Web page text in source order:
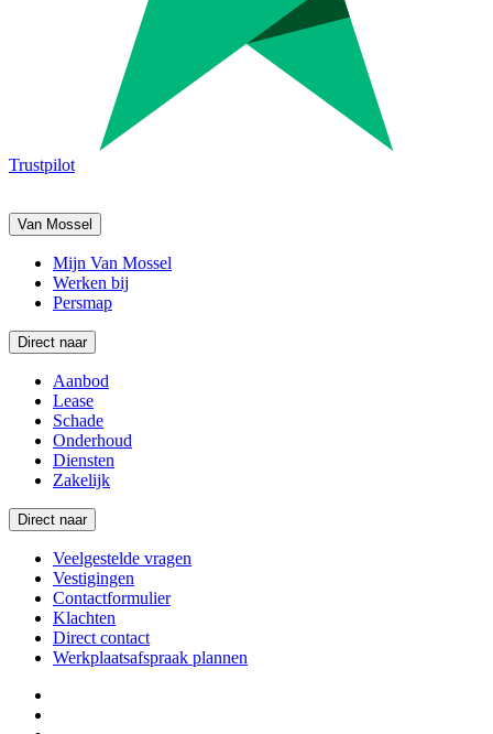
Trustpilot
Van Mossel
Mijn Van Mossel
Werken bij
Persmap
Direct naar
Aanbod
Lease
Schade
Onderhoud
Diensten
Zakelijk
Direct naar
Veelgestelde vragen
Vestigingen
Contactformulier
Klachten
Direct contact
Werkplaatsafspraak plannen